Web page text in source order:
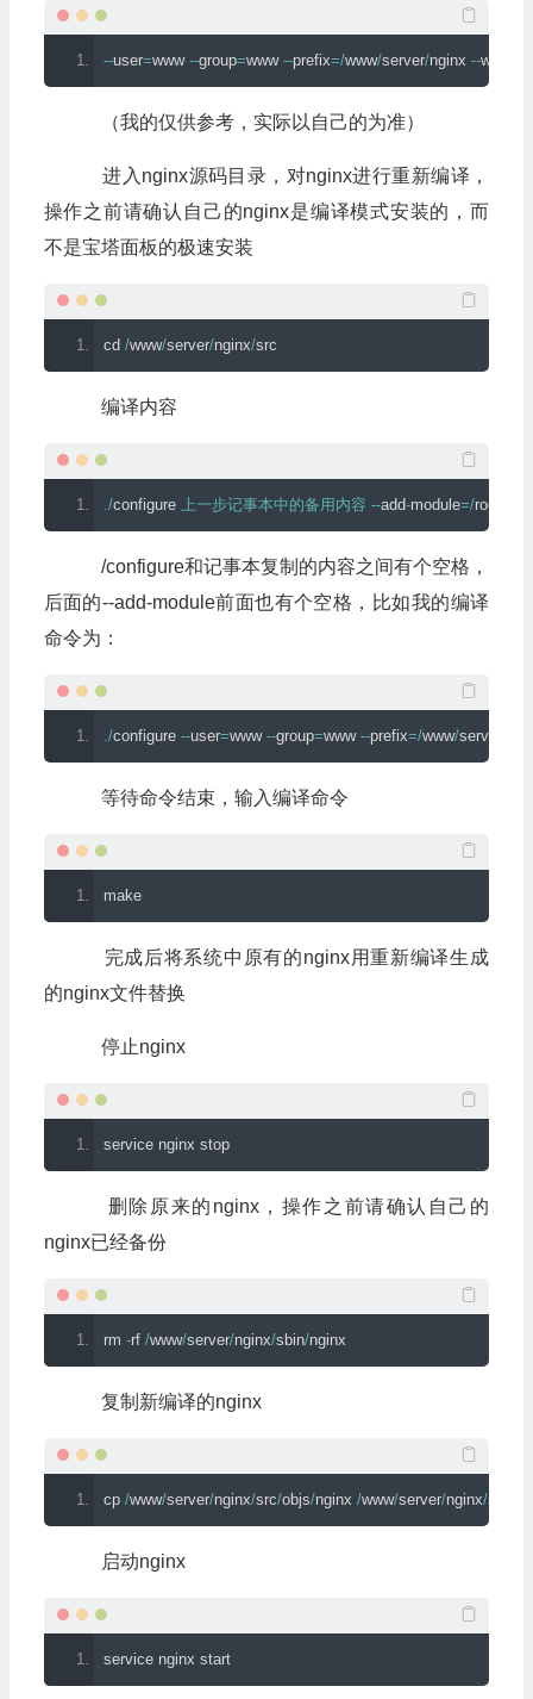
--user=www --group=www --prefix=/www/server/nginx --with
（我的仅供参考，实际以自己的为准）
进入nginx源码目录，对nginx进行重新编译，
操作之前请确认自己的nginx是编译模式安装的，而
不是宝塔面板的极速安装
cd /www/server/nginx/src
编译内容
./configure 上一步记事本中的备用内容 --add-module=/root
/configure和记事本复制的内容之间有个空格，
后面的--add-module前面也有个空格，比如我的编译
命令为：
./configure --user=www --group=www --prefix=/www/server
等待命令结束，输入编译命令
make
完成后将系统中原有的nginx用重新编译生成
的nginx文件替换
停止nginx
service nginx stop
删除原来的nginx，操作之前请确认自己的
nginx已经备份
rm -rf /www/server/nginx/sbin/nginx
复制新编译的nginx
cp /www/server/nginx/src/objs/nginx /www/server/nginx/sbin
启动nginx
service nginx start